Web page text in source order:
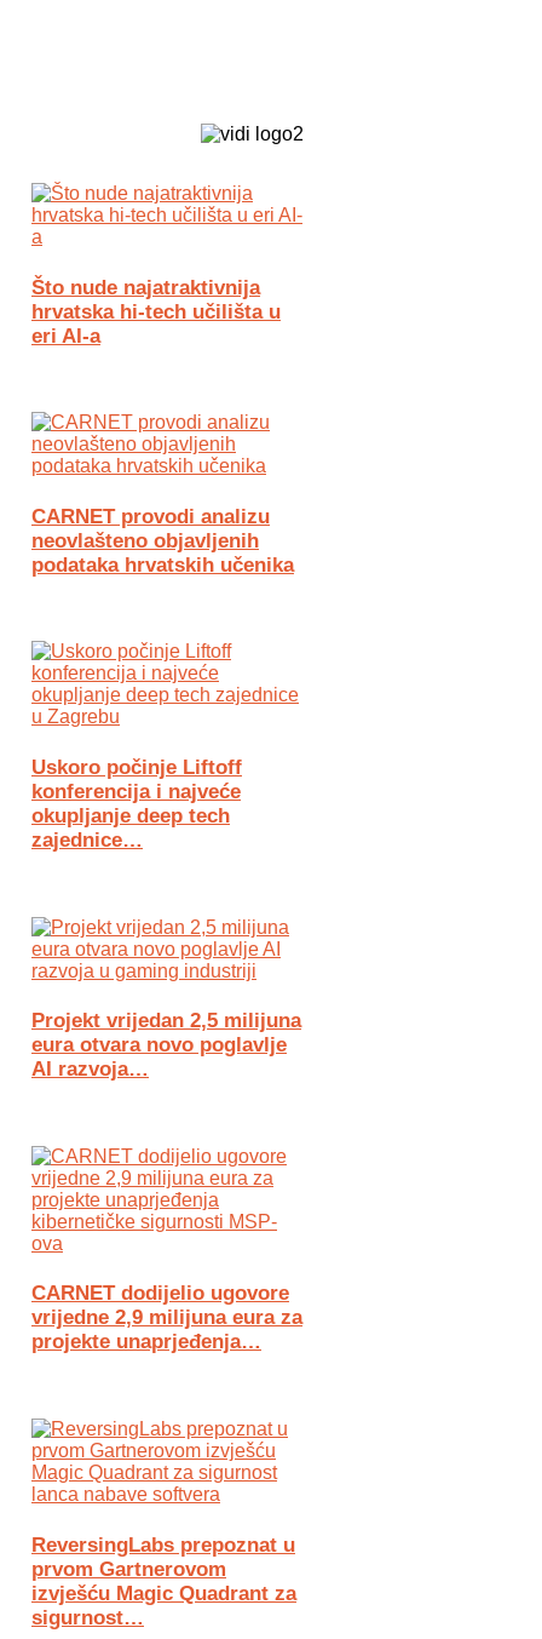
Što nude najatraktivnija
hrvatska hi-tech učilišta u
eri AI-a
CARNET provodi analizu
neovlašteno objavljenih
podataka hrvatskih učenika
Uskoro počinje Liftoff
konferencija i najveće
okupljanje deep tech
zajednice…
Projekt vrijedan 2,5 milijuna
eura otvara novo poglavlje
AI razvoja…
CARNET dodijelio ugovore
vrijedne 2,9 milijuna eura za
projekte unaprjeđenja…
ReversingLabs prepoznat u
prvom Gartnerovom
izvješću Magic Quadrant za
sigurnost…